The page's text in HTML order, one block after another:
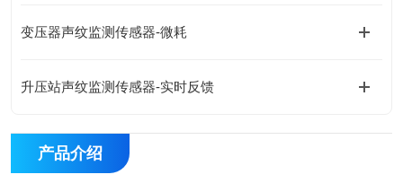
变压器声纹监测传感器-微耗
升压站声纹监测传感器-实时反馈
产品介绍